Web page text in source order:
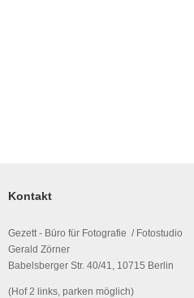
Kontakt
Gezett - Büro für Fotografie / Fotostudio
Gerald Zörner
Babelsberger Str. 40/41, 10715 Berlin
(Hof 2 links, parken möglich)